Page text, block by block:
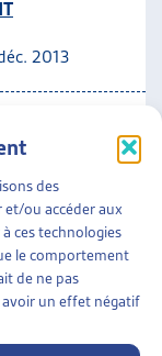
des
et/ou accéder aux
ces technologies
le comportement
de ne pas
un effet négatif
2013
EN
2010